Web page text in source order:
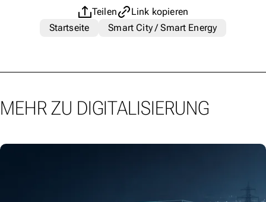
Teilen
Link kopieren
Startseite
Smart City / Smart Energy
MEHR ZU DIGITALISIERUNG